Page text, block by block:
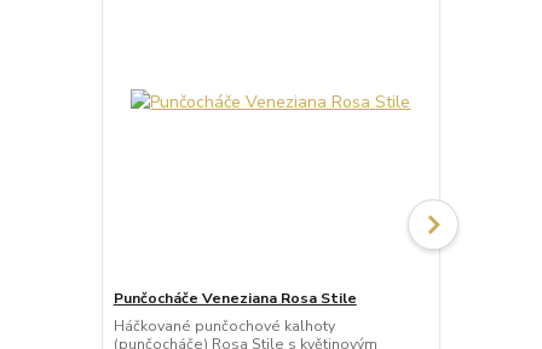
Punčocháče Veneziana Rosa Stile
Háčkované punčochové kalhoty
(punčocháče) Rosa Stile s květinovým